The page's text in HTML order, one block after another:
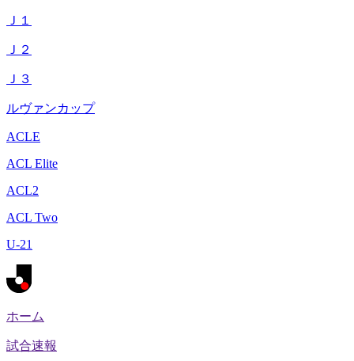
Ｊ１
Ｊ２
Ｊ３
ルヴァンカップ
ACLE
ACL Elite
ACL2
ACL Two
U-21
ホーム
試合速報